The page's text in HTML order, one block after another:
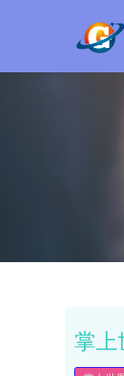
掌